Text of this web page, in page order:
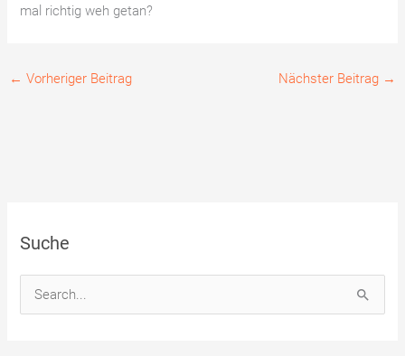
mal richtig weh getan?
← Vorheriger Beitrag Nächster Beitrag →
Suche